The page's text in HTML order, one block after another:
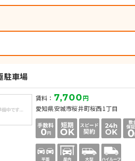
駐車場
賃料： 7,700円
愛知県安城市桜井町桜西1丁目